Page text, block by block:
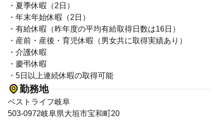
・夏季休暇（2日）
・年末年始休暇（2日）
・有給休暇（昨年度の平均有給取得日数は16日）
・産前・産後・育児休暇（男女共に取得実績あり）
・介護休暇
・慶弔休暇
・5日以上連続休暇の取得可能
勤務地
ベストライフ岐阜
503-0972岐阜県大垣市宝和町20